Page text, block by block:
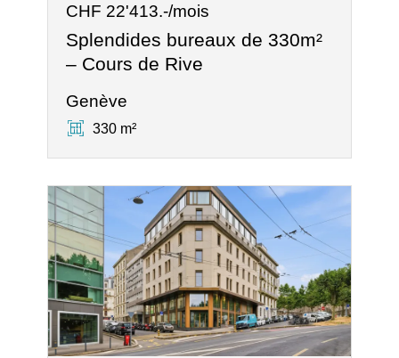
CHF 22'413.-/mois
Splendides bureaux de 330m²
– Cours de Rive
Genève
330 m²